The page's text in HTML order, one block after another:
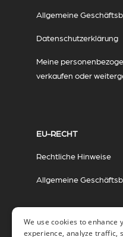
Allgemeine
Datenschutzerklärung
Meine
verkaufen oder
EU-RECHT
Rechtliche Hinweise
Allgemeine
We use cookies to enhance
experience, analyze traffic,